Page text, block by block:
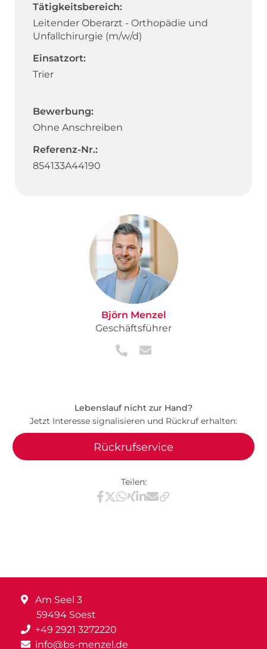
Tätigkeitsbereich:
Leitender Oberarzt - Orthopädie und
Unfallchirurgie (m/w/d)
Einsatzort:
Trier
Bewerbung:
Ohne Anschreiben
Referenz-Nr.:
854133A44190
Björn Menzel
Geschäftsführer
Lebenslauf nicht zur Hand?
Jetzt Interesse signalisieren und Rückruf erhalten:
Rückrufservice
Teilen:
Teilen via Facebook
Teilen via X / Twitter
Teilen via WhatsApp
Teilen via Xing
Teilen via LinkedIn
Teilen via E-Mail
Am Seel 3
59494 Soest
+49 2921 3272220
info@bs-menzel.de